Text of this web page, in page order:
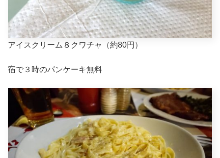
アイスクリーム８クワチャ（約80円）
宿で３時のパンケーキ無料